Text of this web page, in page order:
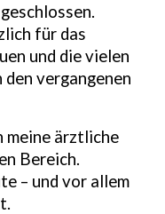
für das
und die vielen
vergangenen
meine ärztliche
Bereich.
– und vor allem